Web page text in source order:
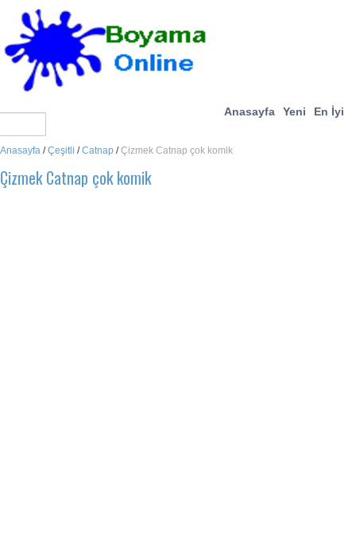
Anasayfa Yeni En İyi
Anasayfa /Çeşitli /Catnap /Çizmek Catnap çok komik
Çizmek Catnap çok komik